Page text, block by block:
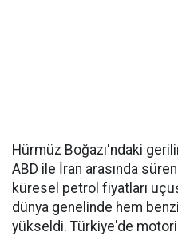
Hürmüz Boğazı'ndaki
ABD ile İran arasında
küresel petrol fiyatları
dünya genelinde hem
yükseldi. Türkiye'de